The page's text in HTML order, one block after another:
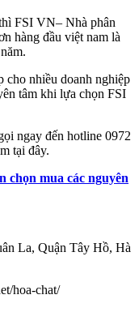
FSI VN– Nhà phân
hàng đầu việt nam là
cho nhiều doanh nghiệp
tâm khi lựa chọn FSI
ngay đến hotline 0972
tại đây.
chọn mua các nguyên
La, Quận Tây Hồ, Hà
hoa-chat/